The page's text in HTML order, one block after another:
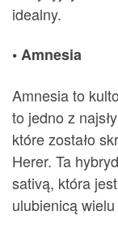
idealny.
• Amnesia
Amnesia to
to jedno z
które zostało
Herer. Ta
sativą, która
ulubienicą